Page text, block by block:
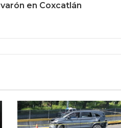
varón en Coxcatlán